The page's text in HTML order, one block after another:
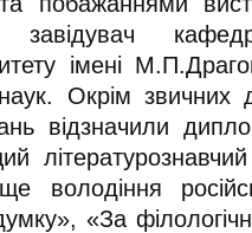
імені
Окрім звичних
відзначили
володіння
«За